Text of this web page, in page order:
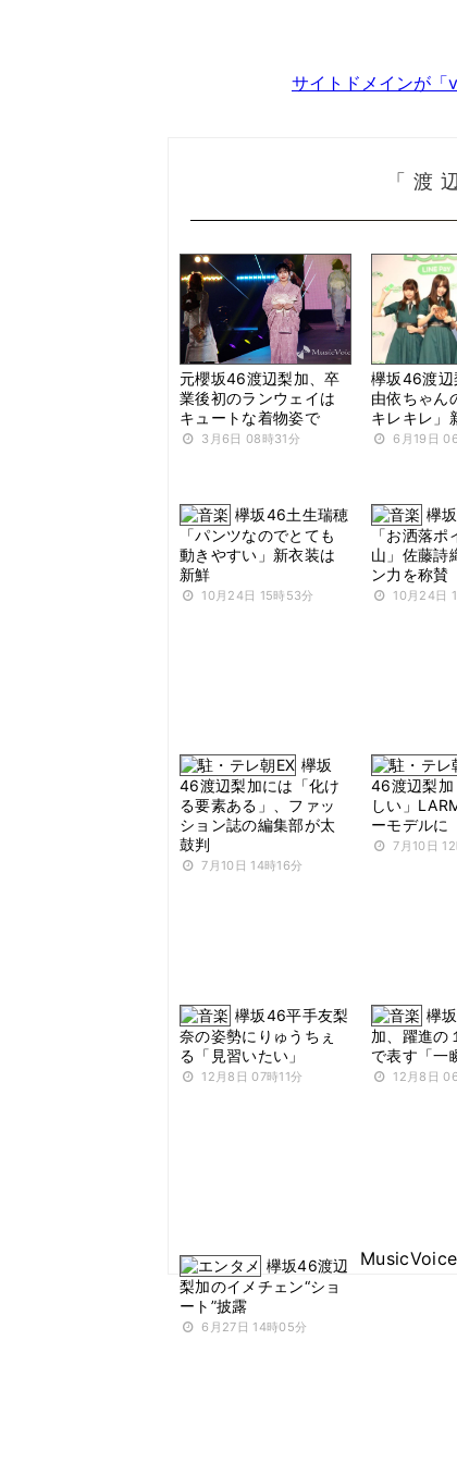
サイトドメインが「
「渡
元櫻坂46渡辺梨加、卒
業後初のランウェイは
キュートな着物姿で
3月6日 08時31分
欅坂46渡辺
由依ちゃん
キレキレ」
6月19日
欅坂46土生瑞穂
「パンツなのでとても
動きやすい」新衣装は
新鮮
10月24日 15時53分
欅
「お洒落ポ
山」佐藤詩
ン力を称賛
10月24日
欅坂
46渡辺梨加には「化け
る要素ある」、ファッ
ション誌の編集部が太
鼓判
7月10日 14時16分
46渡辺梨加
しい」
ーモデルに
7月10日
欅坂46平手友梨
奈の姿勢にりゅうちぇ
る「見習いたい」
12月8日 07時11分
欅
加、躍進の
で表す「一
12月8日
欅坂46渡辺
梨加のイメチェン“ショ
ート”披露
6月27日 14時05分
MusicVoice